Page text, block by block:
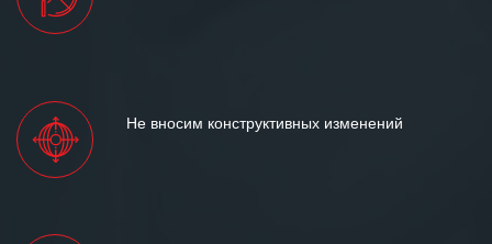
Не вносим конструктивных изменений